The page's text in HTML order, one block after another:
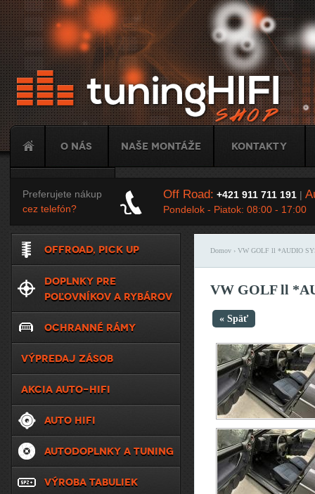
O nás Naše montáže Kontakty
Tuning
Preferujete nákup
cez telefón?
Off Road: +421 911 711 191|
Pondelok - Piatok: 08:00 - 17:00
Domov› VW GOLF ll *AUDIO
VW GOLF ll
« Späť
OFFROAD, PICK UP
DOPLNKY PRE
POĽOVNÍKOV A RYBÁROV
OCHRANNÉ RÁMY
VÝPREDAJ ZÁSOB
AKCIA AUTO-HIFI
AUTO HIFI
AUTODOPLNKY A TUNING
VÝROBA TABULIEK